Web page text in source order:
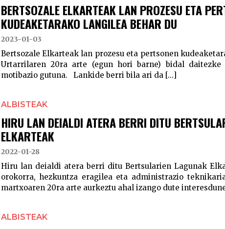
BERTSOZALE ELKARTEAK LAN PROZESU ETA
KUDEAKETARAKO LANGILEA BEHAR DU
2023-01-03
Bertsozale Elkarteak lan prozesu eta pertsonen
Urtarrilaren 20ra arte (egun hori barne) bidal daitezke
motibazio gutuna. Lankide berri bila ari da [...]
ALBISTEAK
HIRU LAN DEIALDI ATERA BERRI DITU
ELKARTEAK
2022-01-28
Hiru lan deialdi atera berri ditu Bertsularien Lagunak
orokorra, hezkuntza eragilea eta administrazio
martxoaren 20ra arte aurkeztu ahal izango dute
ALBISTEAK